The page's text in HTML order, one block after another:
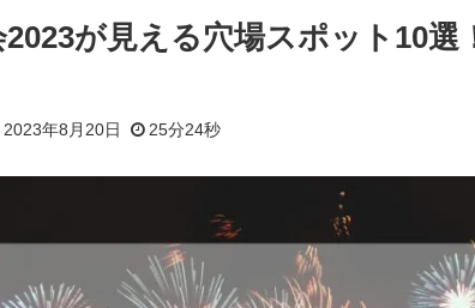
が見える穴場スポット10選
2023年8月20日 25分24秒